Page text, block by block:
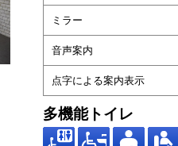
ミラー
音声案内
点字による案内表示
多機能トイレ